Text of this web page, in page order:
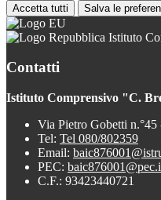
Accetta tutti Salva le
Istituto
Contatti
Istituto Comprensivo "C.
Via Pietro Gobetti
Tel: Tel 080/802359
Email:
PEC:
C.F.: 93423440721